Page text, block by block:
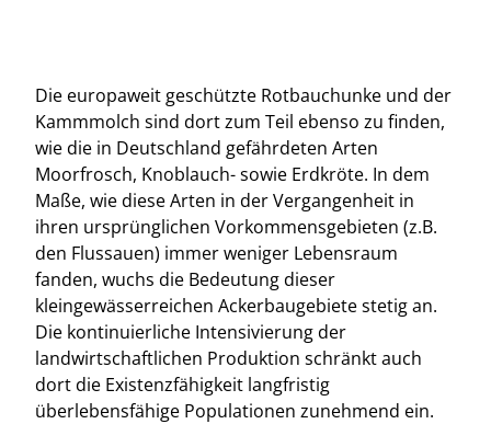
Die europaweit geschützte Rotbauchunke und der
Kammmolch sind dort zum Teil ebenso zu finden,
wie die in Deutschland gefährdeten Arten
Moorfrosch, Knoblauch- sowie Erdkröte. In dem
Maße, wie diese Arten in der Vergangenheit in
ihren ursprünglichen Vorkommensgebieten (z.B.
den Flussauen) immer weniger Lebensraum
fanden, wuchs die Bedeutung dieser
kleingewässerreichen Ackerbaugebiete stetig an.
Die kontinuierliche Intensivierung der
landwirtschaftlichen Produktion schränkt auch
dort die Existenzfähigkeit langfristig
überlebensfähige Populationen zunehmend ein.